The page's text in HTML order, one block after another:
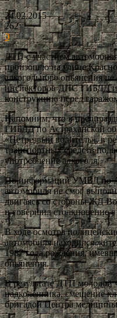
24.02.2015
262
0
ДТП с участием
произошло на улице
алкогольного опьянения
инспекторов ДПС ГИБДД и
конструкцию перед
Напомним, что в
ГИБДД по Астраханской
«Нетрезвый водитель», в
транспортных средств
употребление алкоголя.
По информации УМВД по
автомобиля не смог
двигаясь со стороны ЖД
и совершил столкновение
В ходе осмотра
автомобиля находился
1987 года рождения,
опьянения.
В результате ДТП молодой
надколенника, смещение
бригадой Центра